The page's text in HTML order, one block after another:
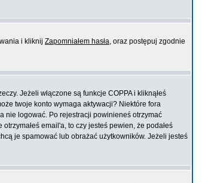
i kliknij Zapomniałem hasła, oraz postępuj zgodnie
Jeżeli włączone są funkcje COPPA i kliknąłeś
twoje konto wymaga aktywacji? Niektóre fora
nie logować. Po rejestracji powinieneś otrzymać
email'a, to czy jesteś pewien, że podałeś
je spamować lub obrażać użytkowników. Jeżeli jesteś